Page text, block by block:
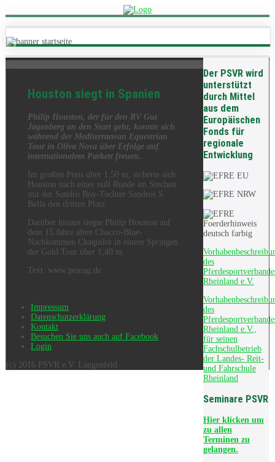
Der PSVR wird
unterstützt
durch Mittel
aus dem
Europäischen
Fonds für
regionale
Entwicklung
des
Rheinland e.V.
des
Rheinland e.V.,
für seinen
Fachschulbetrieb
der Landes- Reit-
und Fahrschule
Rheinland
Seminare PSVR
Hierklicken um
zu allen
Terminen zu
gelangen.
Houston siegt in Spanien
Philip Houston, der für den RV Gut
Jagenberg an den Start geht, konnte sich
während der Mediterranean Equestrian
Tour in Oliva Nova über Erfolge auf
internationalem Parkett freuen.
Im großen Preis über 1,50 m, sicherte sich
Houston nach einer null Runde im Stechen
mit der Sandro Boy-Tochter Sandros S
Bella den dritten Platz.
Darüber hinaus siegte Philip Houston auf
dem 15 Jahre alten Chacco-Blue-
Nachkommen Chaquilot in einem Springen
der Gold Tour über 1,40 m.
Text: www.pemag.de
Impressum
Datenschutzerklärung
Kontakt
Besuchen Sie uns auch auf Facebook
Login
(c) 2016 PSVR e.V. Langenfeld